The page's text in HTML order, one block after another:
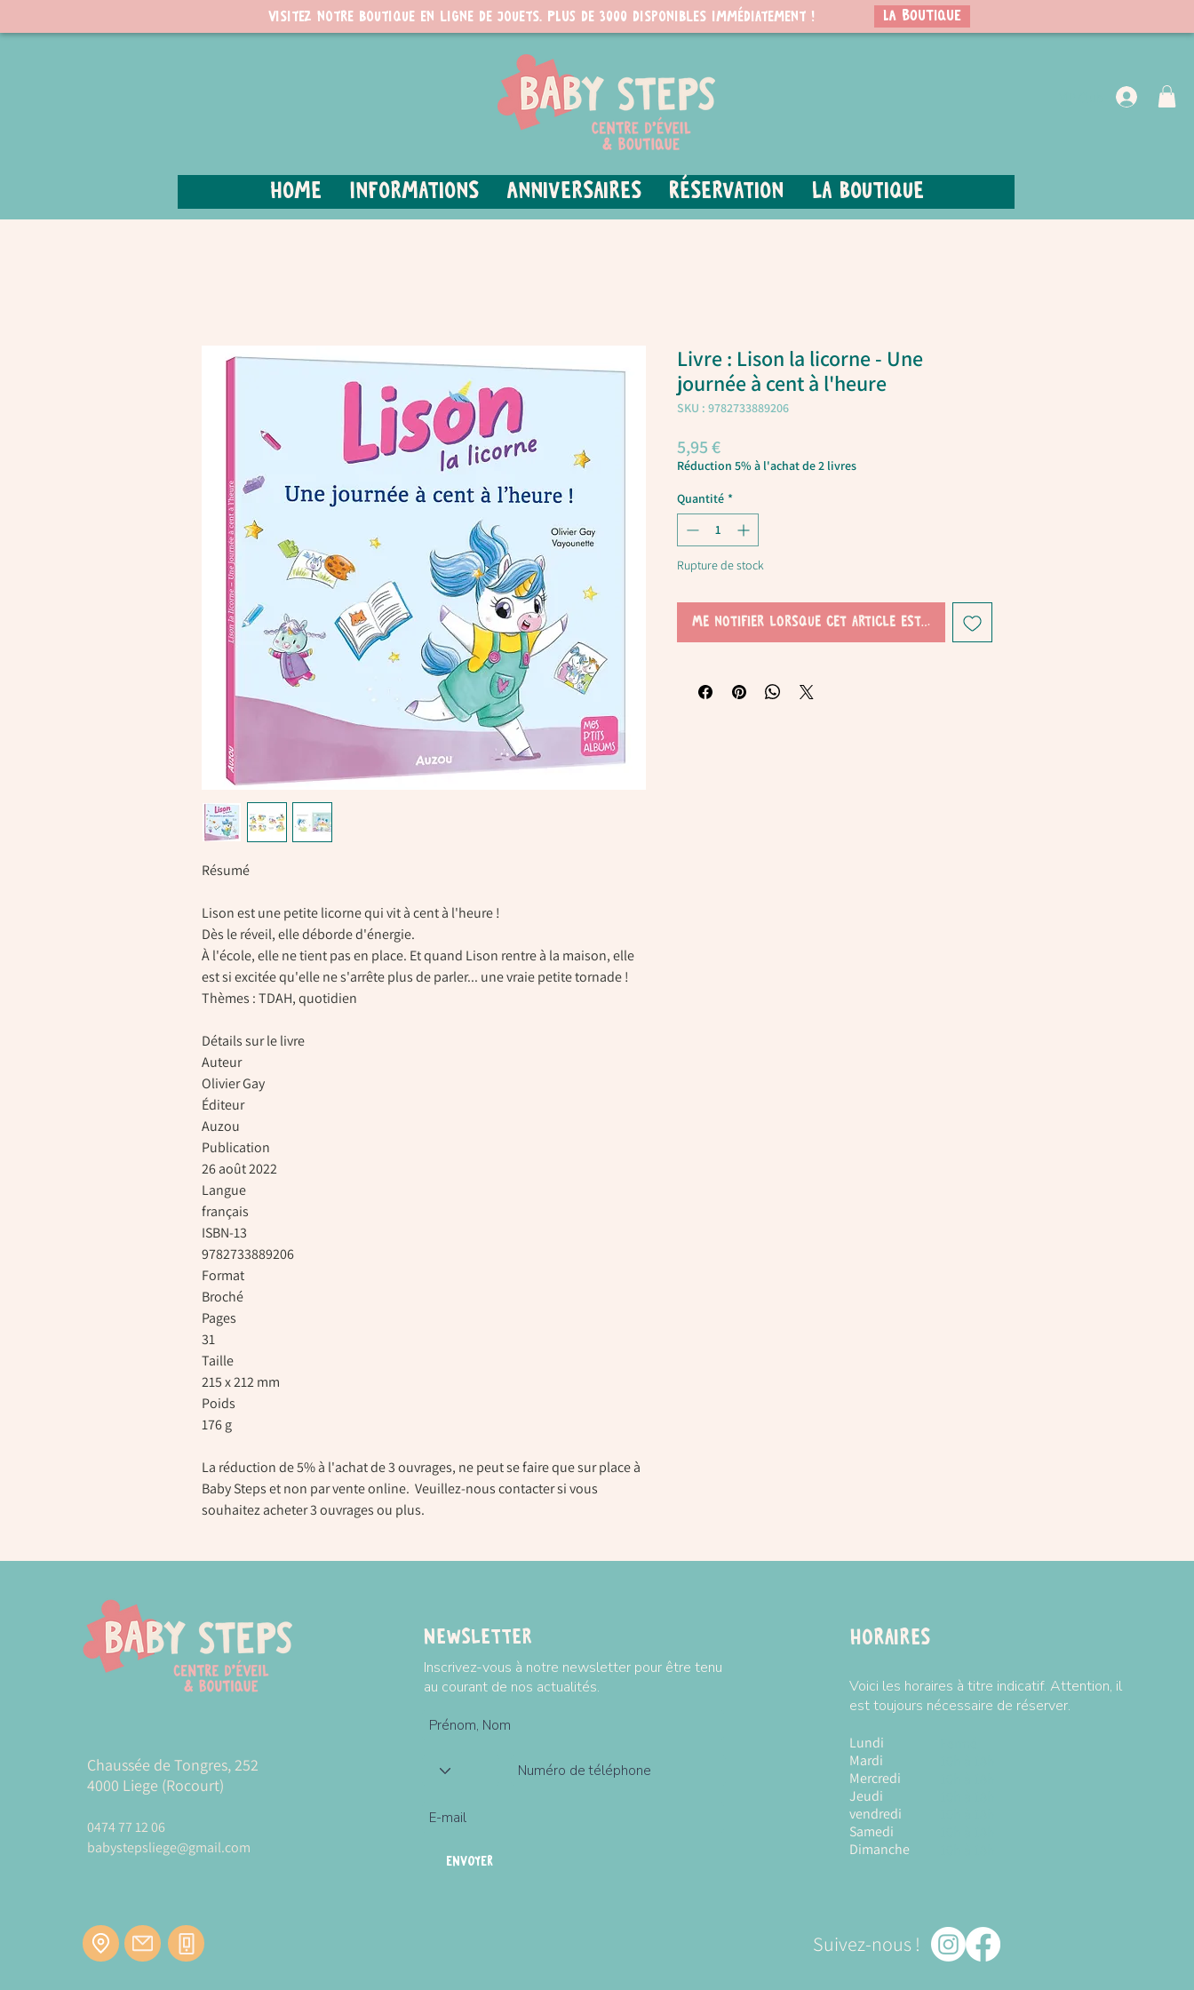
Visitez notre boutique en ligne de jouets. PLUS de 3000 disponibles immédiatement ! LA BOUTIQUE
Home Informations Anniversaires Réservation La boutique
Résumé
Lison est une petite licorne qui vit à cent à l'heure !
Dès le réveil, elle déborde d'énergie.
À l'école, elle ne tient pas en place. Et quand Lison rentre à la maison, elle
est si excitée qu'elle ne s'arrête plus de parler... une vraie petite tornade !
Thèmes : TDAH, quotidien
Détails sur le livre
Auteur
Olivier Gay
Éditeur
Auzou
Publication
26 août 2022
Langue
français
ISBN-13
9782733889206
Format
Broché
Pages
31
Taille
215 x 212 mm
Poids
176 g
La réduction de 5% à l'achat de 3 ouvrages, ne peut se faire que sur place à
Baby Steps et non par vente online. Veuillez-nous contacter si vous
souhaitez acheter 3 ouvrages ou plus.
Livre : Lison la licorne - Une
journée à cent à l'heure
SKU : 9782733889206
5,95 €Prix
Réduction 5% à l'achat de 2 livres
Quantité *
Rupture de stock
Me notifier lorsque cet article est disponible
Chaussée de Tongres, 252
4000 Liege (Rocourt)
0474 77 12 06
babystepsliege@gmail.com
Newsletter
Inscrivez-vous à notre newsletter pour être tenu
au courant de nos actualités.
ENVOYER
Horaires
Voici les horaires à titre indicatif. Attention, il
est toujours nécessaire de réserver.
Lundi
Mardi
Mercredi
Jeudi
vendredi
Samedi
Dimanche
Suivez-nous !